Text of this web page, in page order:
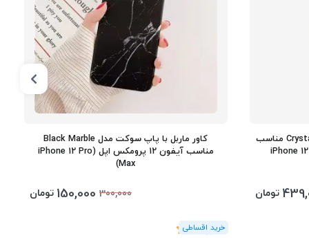
کاور کریستالی سواروسکی مدل Crystalline مناسب
تومان
کاور ماربل با پاپ سوکت مدل Black Marble
مناسب آیفون 12 پرومکس اپل (iPhone 12 Pro
Max)
300,000
150,000 تومان
(1رای)
5